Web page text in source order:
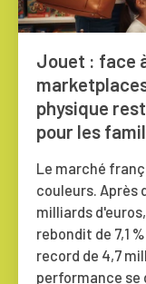
Jouet : face
physique
pour les
Le marché
couleurs. Après
milliards
rebondit de 7,1
record de 4,7
performance se